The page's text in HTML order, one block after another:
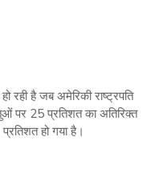
रही है जब अमेरिकी राष्ट्रपति
पर 25 प्रतिशत का अतिरिक्त
हो गया है।